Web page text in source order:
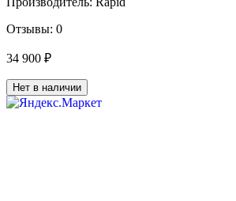
Отзывы: 0
34 900 ₽
Нет в наличии